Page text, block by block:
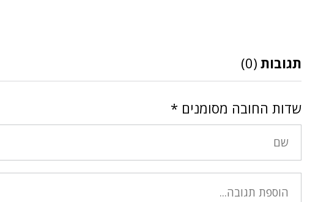
תגובות (0)
שדות החובה מסומנים *